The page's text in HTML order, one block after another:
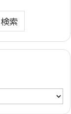
検索